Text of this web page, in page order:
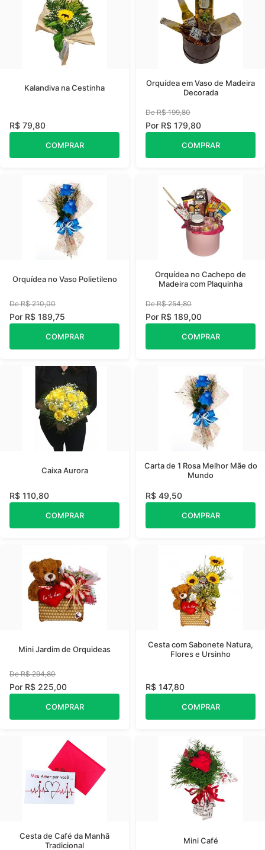
Kalandiva na Cestinha
R$ 79,80
COMPRAR
Orquídea em Vaso de Madeira
Decorada
De R$ 199,80
Por R$ 179,80
COMPRAR
Orquídea no Vaso Polietileno
De R$ 210,00
Por R$ 189,75
COMPRAR
Orquídea no Cachepo de
Madeira com Plaquinha
De R$ 254,80
Por R$ 189,00
COMPRAR
Caixa Aurora
R$ 110,80
COMPRAR
Carta de 1 Rosa Melhor Mãe do
Mundo
R$ 49,50
COMPRAR
Mini Jardim de Orquideas
De R$ 294,80
Por R$ 225,00
COMPRAR
Cesta com Sabonete Natura,
Flores e Ursinho
R$ 147,80
COMPRAR
Cesta de Café da Manhã
Tradicional
Mini Café